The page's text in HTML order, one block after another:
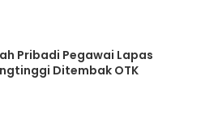
Pribadi Pegawai Lapas
Tebingtinggi Ditembak OTK